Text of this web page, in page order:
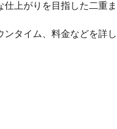
上がりを目指した二重ま
ンタイム、料金などを詳し